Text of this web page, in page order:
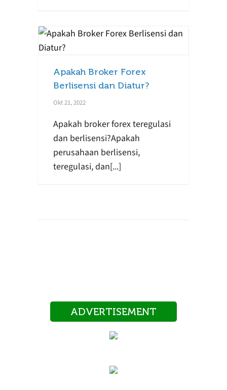
Apakah Broker Forex
Berlisensi dan Diatur?
Okt 21, 2022
Apakah broker forex teregulasi
dan berlisensi?Apakah
perusahaan berlisensi,
teregulasi, dan[...]
ADVERTISEMENT